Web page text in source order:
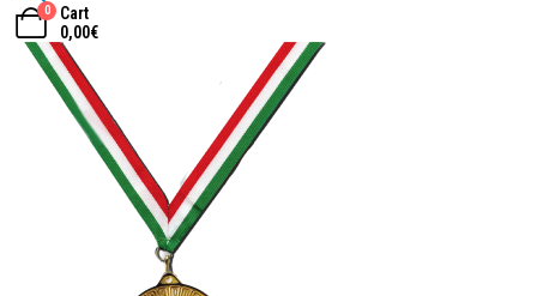
0
Cart
0,00€